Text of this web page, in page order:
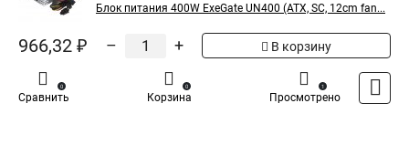
Блок питания 400W ExeGate UN400 (ATX, SC, 12cm fan...
966,32 ₽ – + В корзину
Сравнить
0
Корзина
0
Просмотрено
1